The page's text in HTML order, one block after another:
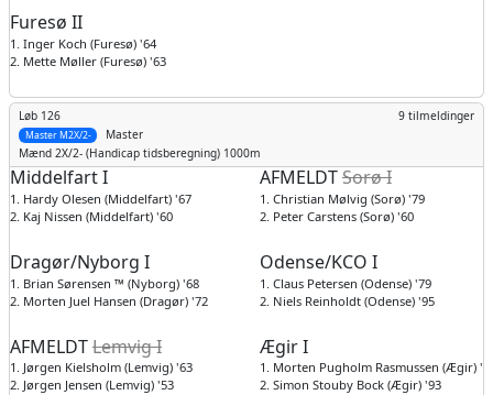
Furesø II
1. Inger Koch (Furesø) '64
2. Mette Møller (Furesø) '63
Løb 126
Master
9 tilmeldinger
Master M2X/2-
Mænd 2X/2- (Handicap tidsberegning) 1000m
Middelfart I
1. Hardy Olesen (Middelfart) '67
2. Kaj Nissen (Middelfart) '60
AFMELDTSorø I
1. Christian Mølvig (Sorø) '79
2. Peter Carstens (Sorø) '60
Dragør/Nyborg I
1. Brian Sørensen ™ (Nyborg) '68
2. Morten Juel Hansen (Dragør) '72
Odense/KCO I
1. Claus Petersen (Odense) '79
2. Niels Reinholdt (Odense) '95
AFMELDTLemvig I
1. Jørgen Kielsholm (Lemvig) '63
2. Jørgen Jensen (Lemvig) '53
Ægir I
1. Morten Pugholm Rasmussen (Ægir)
2. Simon Stouby Bock (Ægir) '93